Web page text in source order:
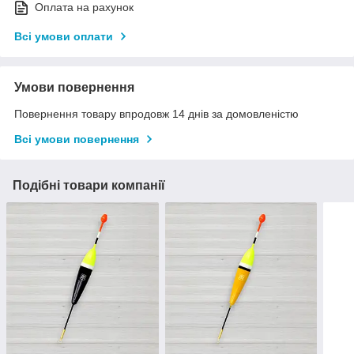
Оплата на рахунок
Всі умови оплати
Умови повернення
Повернення товару впродовж 14 днів за домовленістю
Всі умови повернення
Подібні товари компанії